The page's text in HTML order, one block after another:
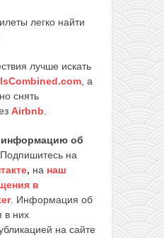
легко найти
лучше искать
, а
снять
Airbnb.
информацию об
Подпишитесь на
, на наш
в
. Информация об
в них
на сайте